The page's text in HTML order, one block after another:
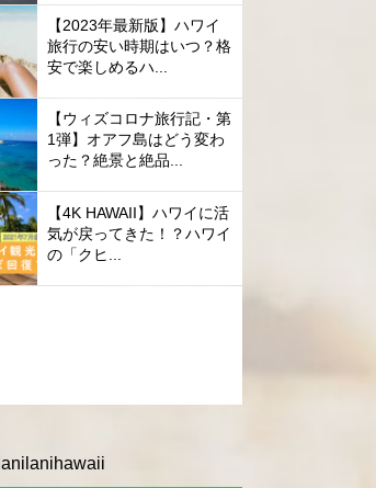
【2023年最新版】ハワイ
旅行の安い時期はいつ？格
安で楽しめるハ...
【ウィズコロナ旅行記・第
1弾】オアフ島はどう変わ
った？絶景と絶品...
【4K HAWAII】ハワイに活
気が戻ってきた！？ハワイ
の「クヒ...